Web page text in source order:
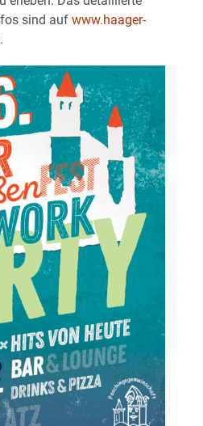
sind auf www.haager-